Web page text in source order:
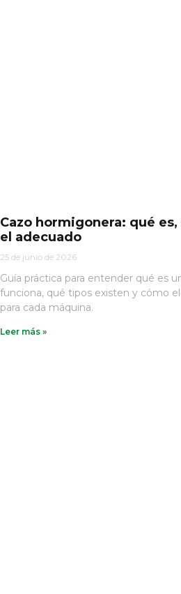
Cazo hormigonera: qué
el adecuado
25 de junio de 2026
Guía práctica para entender qué es
funciona, qué tipos existen y cómo
para cada máquina.
Leer más »